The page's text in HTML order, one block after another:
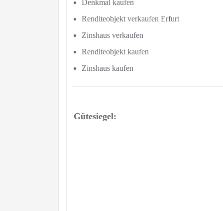
Denkmal kaufen
Renditeobjekt verkaufen Erfurt
Zinshaus verkaufen
Renditeobjekt kaufen
Zinshaus kaufen
Gütesiegel: